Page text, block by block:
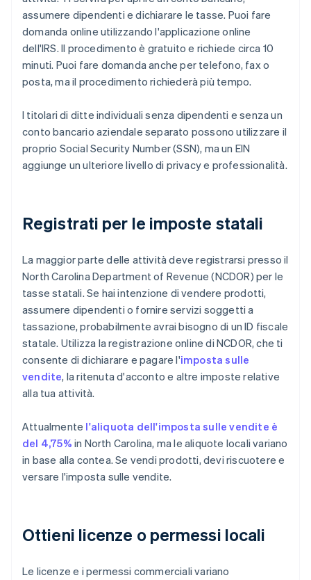
assumere dipendenti e dichiarare le tasse. Puoi fare
domanda online utilizzando l'applicazione online
dell'IRS. Il procedimento è gratuito e richiede circa 10
minuti. Puoi fare domanda anche per telefono, fax o
posta, ma il procedimento richiederà più tempo.
I titolari di ditte individuali senza dipendenti e senza un
conto bancario aziendale separato possono utilizzare il
proprio Social Security Number (SSN), ma un EIN
aggiunge un ulteriore livello di privacy e professionalità.
Registrati per le imposte statali
La maggior parte delle attività deve registrarsi presso il
North Carolina Department of Revenue (NCDOR) per le
tasse statali. Se hai intenzione di vendere prodotti,
assumere dipendenti o fornire servizi soggetti a
tassazione, probabilmente avrai bisogno di un ID fiscale
statale. Utilizza la registrazione online di NCDOR, che ti
consente di dichiarare e pagare l'imposta sulle
vendite, la ritenuta d'acconto e altre imposte relative
alla tua attività.
Attualmente l'aliquota dell'imposta sulle vendite è
del 4,75% in North Carolina, ma le aliquote locali variano
in base alla contea. Se vendi prodotti, devi riscuotere e
versare l'imposta sulle vendite.
Ottieni licenze o permessi locali
Le licenze e i permessi commerciali variano